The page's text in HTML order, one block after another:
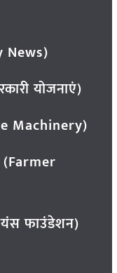
News)
योजनाएं)
Machinery)
(Farmer
फाउंडेशन)